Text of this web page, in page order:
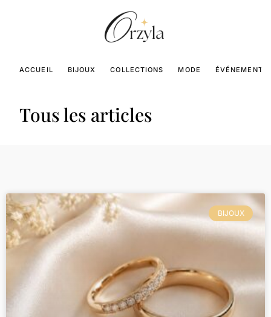
ACCUEIL BIJOUX COLLECTIONS MODE ÉVÉNEMENTS
Tous les articles
BIJOUX